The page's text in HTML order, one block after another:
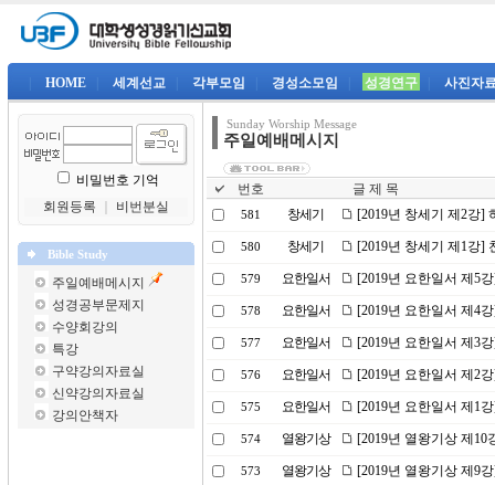
HOME 세계선교 각부모임 경성소모임 성경연구 사진자
비밀번호 기억
회원등록
비번분실
Bible Study
주일예배메시지
성경공부문제지
수양회강의
특강
구약강의자료실
신약강의자료실
강의안책자
Sunday Worship Message
주일예배메시지
번호 글 제 목
581 창세기 [2019년 창세기 제2강]
580 창세기 [2019년 창세기 제1강]
579 요한일서 [2019년 요한일서 제5
578 요한일서 [2019년 요한일서 제4
577 요한일서 [2019년 요한일서 제3
576 요한일서 [2019년 요한일서 제2
575 요한일서 [2019년 요한일서 제1
574 열왕기상 [2019년 열왕기상 제
573 열왕기상 [2019년 열왕기상 제9